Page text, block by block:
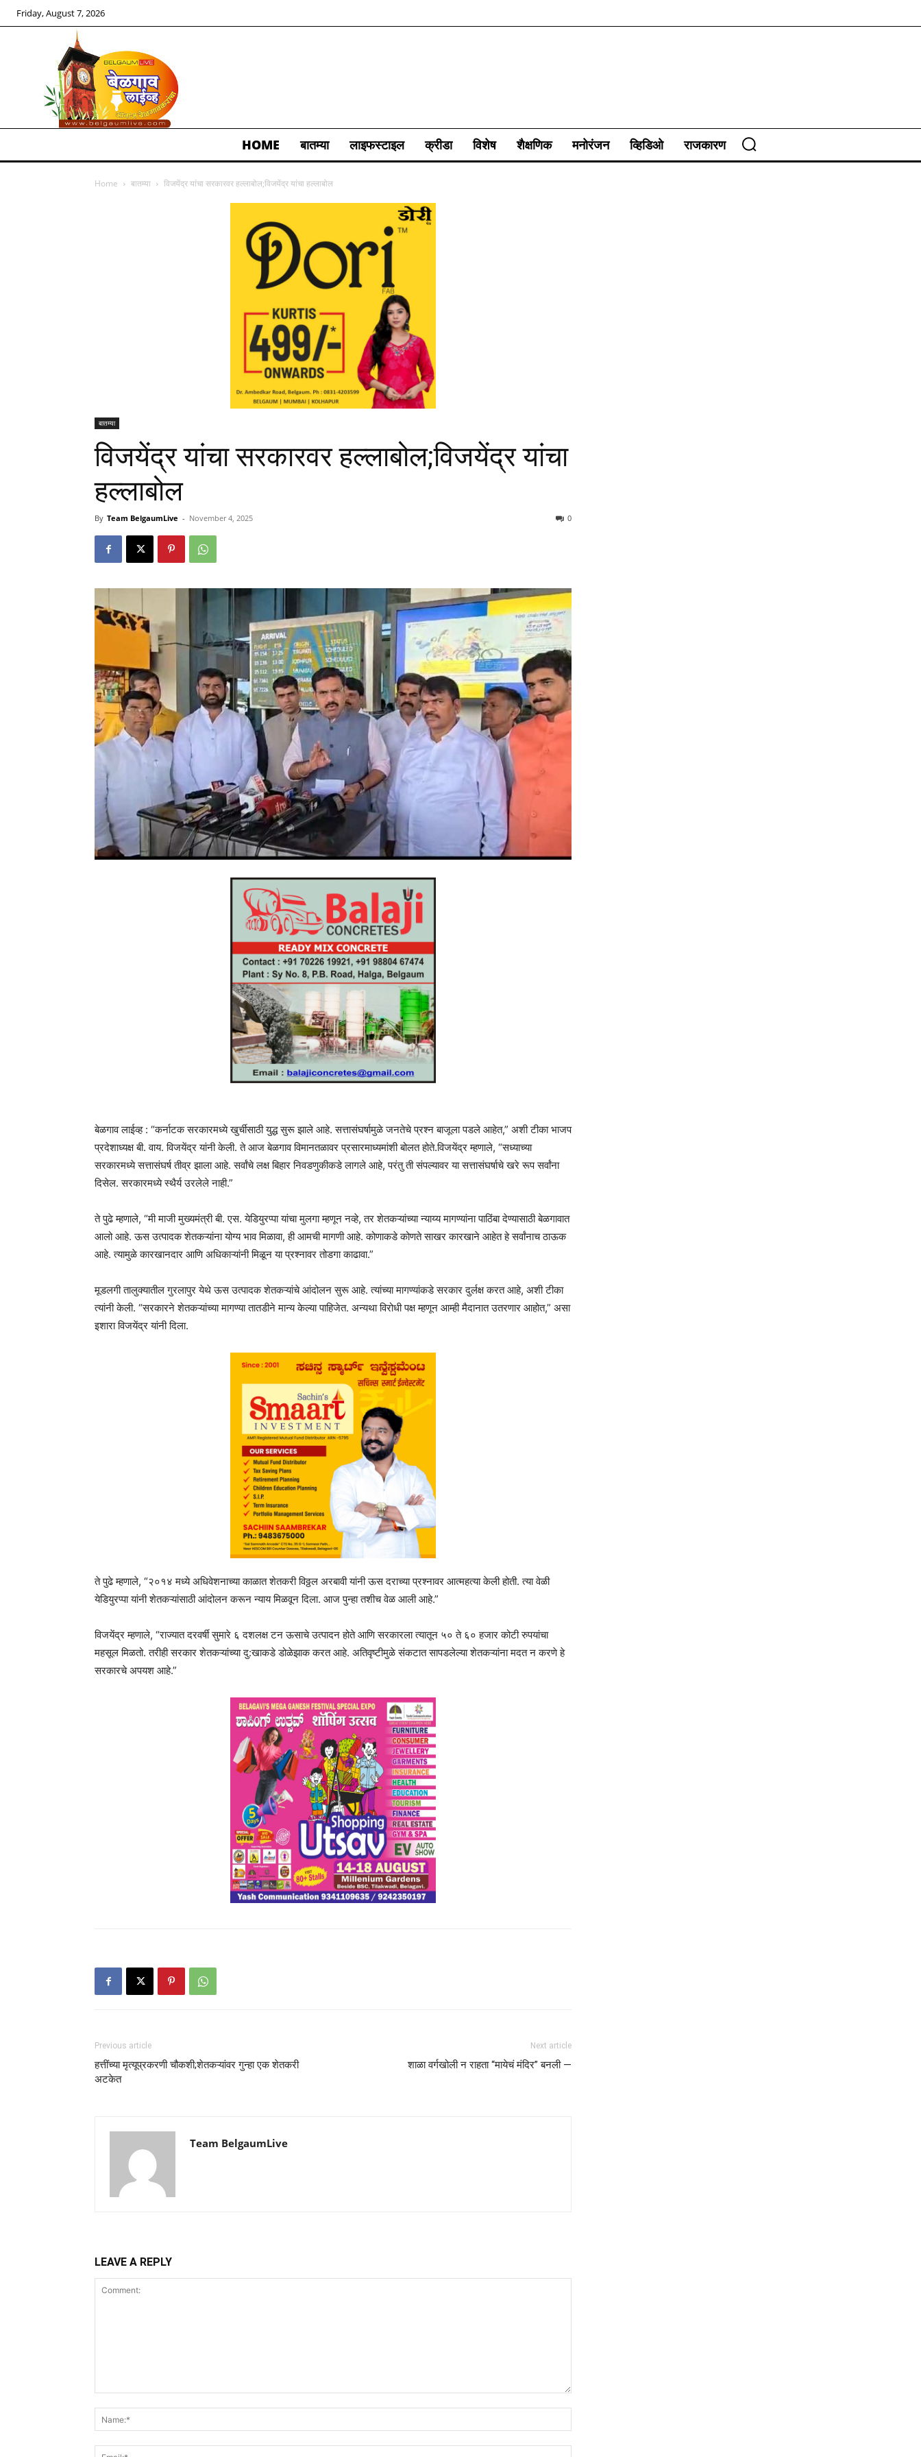
Friday, August 7, 2026
HOME बातम्या लाइफस्टाइल क्रीडा विशेष शैक्षणिक मनोरंजन व्हिडिओ राजकारण
Home बातम्या विजयेंद्र यांचा सरकारवर हल्लाबोल;विजयेंद्र यांचा हल्लाबोल
बातम्या
विजयेंद्र यांचा सरकारवर हल्लाबोल;विजयेंद्र यांचा
हल्लाबोल
By Team BelgaumLive - November 4, 2025 0
बेळगाव लाईव्ह : “कर्नाटक सरकारमध्ये खुर्चीसाठी युद्ध सुरू झाले आहे. सत्तासंघर्षामुळे जनतेचे प्रश्न बाजूला पडले आहेत,” अशी टीका भाजप
प्रदेशाध्यक्ष बी. वाय. विजयेंद्र यांनी केली. ते आज बेळगाव विमानतळावर प्रसारमाध्यमांशी बोलत होते.विजयेंद्र म्हणाले, “सध्याच्या
सरकारमध्ये सत्तासंघर्ष तीव्र झाला आहे. सर्वांचे लक्ष बिहार निवडणुकीकडे लागले आहे, परंतु ती संपल्यावर या सत्तासंघर्षाचे खरे रूप सर्वांना
दिसेल. सरकारमध्ये स्थैर्य उरलेले नाही.”
ते पुढे म्हणाले, “मी माजी मुख्यमंत्री बी. एस. येडियुरप्पा यांचा मुलगा म्हणून नव्हे, तर शेतकऱ्यांच्या न्याय्य मागण्यांना पाठिंबा देण्यासाठी बेळगावात
आलो आहे. ऊस उत्पादक शेतकऱ्यांना योग्य भाव मिळावा, ही आमची मागणी आहे. कोणाकडे कोणते साखर कारखाने आहेत हे सर्वांनाच ठाऊक
आहे. त्यामुळे कारखानदार आणि अधिकाऱ्यांनी मिळून या प्रश्नावर तोडगा काढावा.”
मूडलगी तालुक्यातील गुरलापुर येथे ऊस उत्पादक शेतकऱ्यांचे आंदोलन सुरू आहे. त्यांच्या मागण्यांकडे सरकार दुर्लक्ष करत आहे, अशी टीका
त्यांनी केली. “सरकारने शेतकऱ्यांच्या मागण्या तातडीने मान्य केल्या पाहिजेत. अन्यथा विरोधी पक्ष म्हणून आम्ही मैदानात उतरणार आहोत,” असा
इशारा विजयेंद्र यांनी दिला.
ते पुढे म्हणाले, “२०१४ मध्ये अधिवेशनाच्या काळात शेतकरी विठ्ठल अरबावी यांनी ऊस दराच्या प्रश्नावर आत्महत्या केली होती. त्या वेळी
येडियुरप्पा यांनी शेतकऱ्यांसाठी आंदोलन करून न्याय मिळवून दिला. आज पुन्हा तशीच वेळ आली आहे.”
विजयेंद्र म्हणाले, “राज्यात दरवर्षी सुमारे ६ दशलक्ष टन ऊसाचे उत्पादन होते आणि सरकारला त्यातून ५० ते ६० हजार कोटी रुपयांचा
महसूल मिळतो. तरीही सरकार शेतकऱ्यांच्या दु:खाकडे डोळेझाक करत आहे. अतिवृष्टीमुळे संकटात सापडलेल्या शेतकऱ्यांना मदत न करणे हे
सरकारचे अपयश आहे.”
Previous article
हत्तींच्या मृत्यूप्रकरणी चौकशी;शेतकऱ्यांवर गुन्हा एक शेतकरी
अटकेत
Next article
शाळा वर्गखोली न राहता “मायेचं मंदिर” बनली —
Team BelgaumLive
LEAVE A REPLY